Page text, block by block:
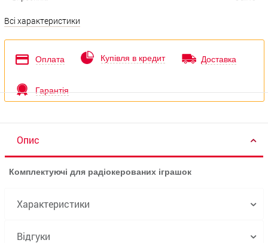
Всі характеристики
Оплата Купівля в кредит Доставка
Гарантія
Опис
Комплектуючі для радіокерованих іграшок
Характеристики
Відгуки